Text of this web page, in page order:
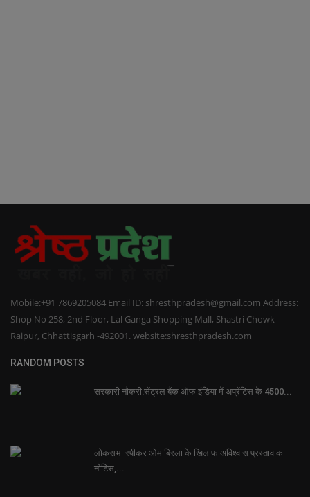
Mobile:+91 7869205084 Email ID: shresthpradesh@gmail.com Address:
Shop No 258, 2nd Floor, Lal Ganga Shopping Mall, Shastri Chowk
Raipur, Chhattisgarh -492001. website:shresthpradesh.com
RANDOM POSTS
सरकारी नौकरी:सेंट्रल बैंक ऑफ इंडिया में अप्रेंटिस के 4500...
लोकसभा स्पीकर ओम बिरला के खिलाफ अविश्वास प्रस्ताव का
नोटिस,...